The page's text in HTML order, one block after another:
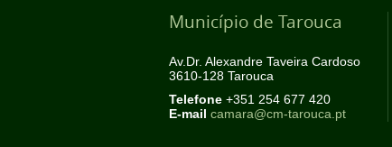
Município de Tarouca
Av.Dr. Alexandre Taveira Cardoso
3610-128 Tarouca
Telefone +351 254 677 420
E-mail camara@cm-tarouca.pt